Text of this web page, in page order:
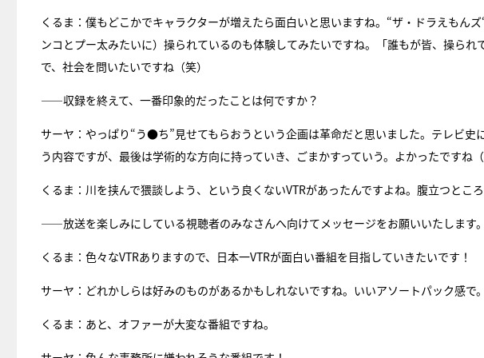
くるま：僕もどこかでキャラクターが増えたら面白いと思いますね。“ザ・ドラえもん
ンコとプー太みたいに）操られているのも体験してみたいですね。「誰もが皆、操ら
で、社会を問いたいですね（笑）
――収録を終えて、一番印象的だったことは何ですか？
サーヤ：やっぱり“う●ち”見せてもらおうという企画は革命だと思いました。テレビ
う内容ですが、最後は学術的な方向に持っていき、ごまかすっていう。よかったですね（
くるま：川を挟んで猥談しよう、という良くないVTRがあったんですよね。腹立つとこ
――放送を楽しみにしている視聴者のみなさんへ向けてメッセージをお願いいたします。
くるま：色々なVTRありますので、日本一VTRが面白い番組を目指していきたいです！
サーヤ：どれかしらは好みのものがあるかもしれないですね。いいアソートパック感で。
くるま：あと、オファーが大変な番組ですね。